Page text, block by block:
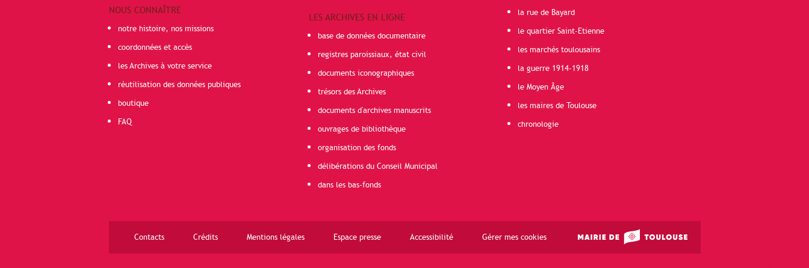
NOUS CONNAÎTRE
notre histoire, nos missions
coordonnées et accès
les Archives à votre service
réutilisation des données publiques
boutique
FAQ
LES ARCHIVES EN LIGNE
base de données documentaire
registres paroissiaux, état civil
documents iconographiques
trésors des Archives
documents d'archives manuscrits
ouvrages de bibliothèque
organisation des fonds
délibérations du Conseil Municipal
dans les bas-fonds
la rue de Bayard
le quartier Saint-Etienne
les marchés toulousains
la guerre 1914-1918
le Moyen Âge
les maires de Toulouse
chronologie
Contacts Crédits Mentions légales Espace presse Accessibilité Gérer mes cookies